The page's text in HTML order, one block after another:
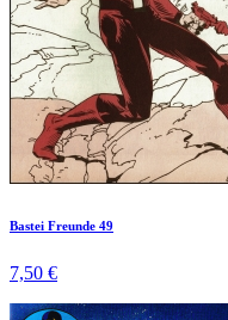
Bastei Freunde 49
7,50 €